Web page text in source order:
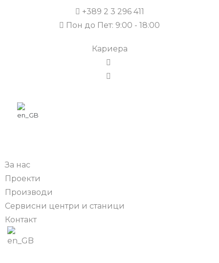
+389 2 3 296 411
Пон до Пет: 9:00 - 18:00
Кариера
За нас
Проекти
Производи
Сервисни центри и станици
Контакт